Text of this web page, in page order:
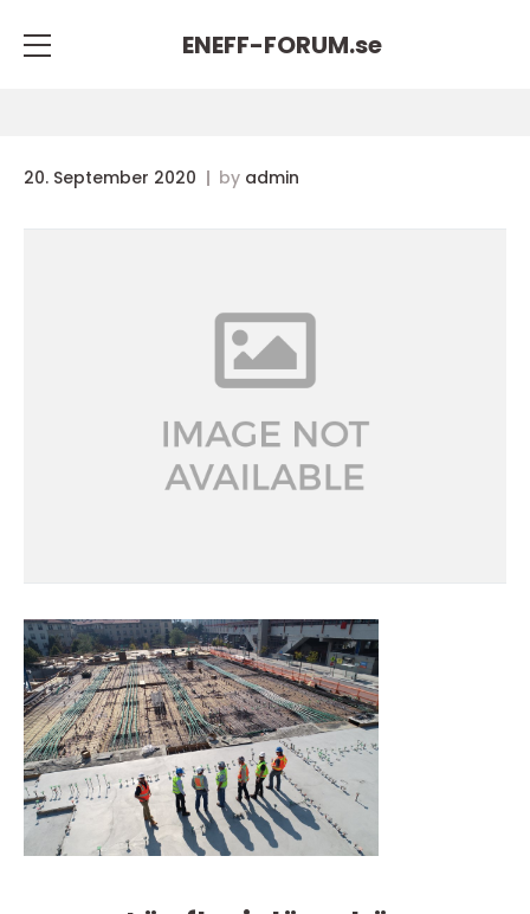
ENEFF-FORUM.se
20. September 2020 by admin